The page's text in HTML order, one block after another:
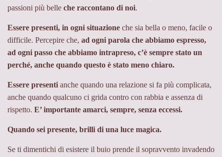
passioni più belle che raccontano di noi.
Essere presenti, in ogni situazione che sia bella o meno, facile o
difficile. Percepire che, ad ogni parola che abbiamo espresso,
ad ogni passo che abbiamo intrapreso, c’è sempre stato un
perché, anche quando questo è stato meno chiaro.
Essere presenti anche quando una relazione si fa più complicata,
anche quando qualcuno ci grida contro con rabbia e assenza di
rispetto. E’ importante amarci, sempre, senza eccessi.
Quando sei presente, brilli di una luce magica.
Se ti dimentichi di esistere il buio prende il sopravvento invadendo